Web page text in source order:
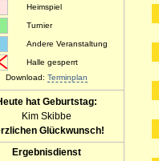
Heimspiel
Turnier
Andere Veranstaltung
Halle gesperrt
Download: Terminplan
hat Geburtstag:
Kim Skibbe
Glückwunsch!
Ergebnisdienst